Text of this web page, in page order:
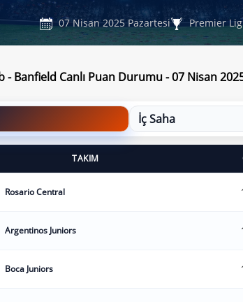
07 Nisan 2025 Pazartesi Premier Lig
- Banfield Canlı Puan Durumu - 07 Nisan
İç Saha
TAKIM
Rosario Central
Argentinos Juniors
Boca Juniors